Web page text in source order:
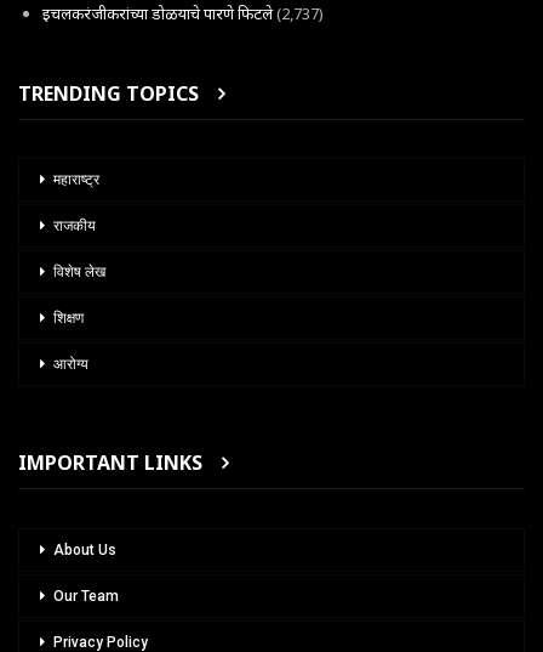
इचलकरंजीकरांच्या डोळयाचे पारणे फिटले(2,737)
TRENDING TOPICS
महाराष्ट्र
राजकीय
विशेष लेख
शिक्षण
आरोग्य
IMPORTANT LINKS
About Us
Our Team
Privacy Policy